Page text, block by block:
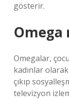
gösterir.
Omega
Omegalar,
kadınlar
çıkıp
televizyon